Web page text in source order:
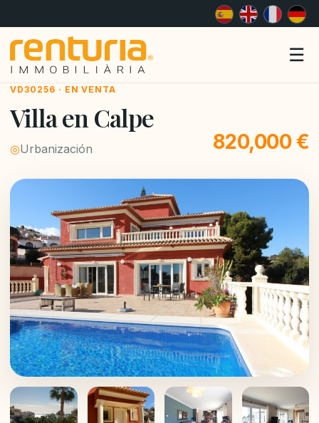
☰
VD30256 · EN VENTA
Villa en Calpe
◎Urbanización 820,000 €